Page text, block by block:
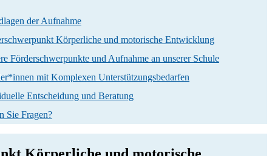
der Aufnahme
Körperliche und motorische Entwicklung
Förderschwerpunkte und Aufnahme an unserer Schule
mit Komplexen Unterstützungsbedarfen
Entscheidung und Beratung
Sie Fragen?